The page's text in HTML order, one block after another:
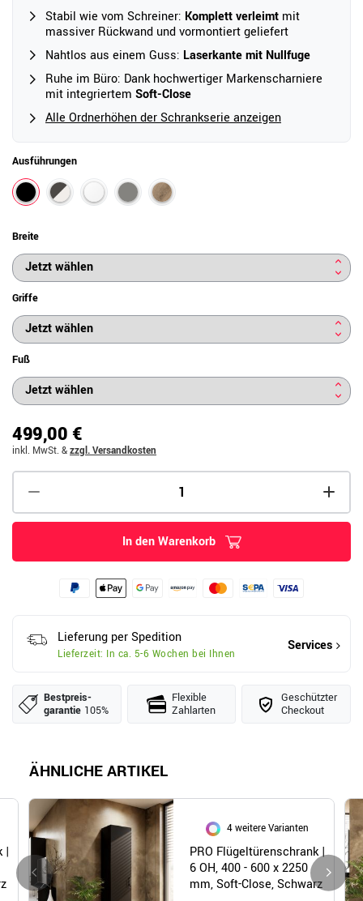
Stabil wie vom Schreiner: Komplett verleimt mit
massiver Rückwand und vormontiert geliefert
Nahtlos aus einem Guss: Laserkante mit Nullfuge
Ruhe im Büro: Dank hochwertiger Markenscharniere
mit integriertem Soft-Close
Alle Ordnerhöhen der Schrankserie anzeigen
Ausführungen
Breite
Griffe
Fuß
499,00 €
inkl. MwSt. &zzgl. Versandkosten
In den Warenkorb
Lieferung per Spedition
Lieferzeit: In ca. 5-6 Wochen bei Ihnen
Services
Bestpreis­
garantie 105%
Flexible
Zahlarten
Geschützter
Checkout
ÄHNLICHE ARTIKEL
|
4 weitere Varianten
PRO Flügeltürenschrank |
6 OH, 400 - 600 x 2250
mm, Soft-Close, Schwarz